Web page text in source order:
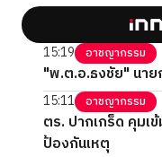
15:19 อาชญากรรม
"พ.ต.อ.ธงชัย" นา
15:11 อาชญากรรม
ตร. ปากเกร็ด คุมเ
ป้องกันเหตุ